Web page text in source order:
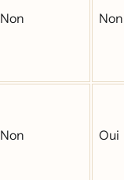
Non Non
Non Oui